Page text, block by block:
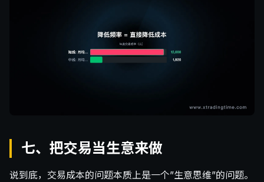
七、把交易当生意来做
说到底，交易成本的问题本质上是一个”生意思维”的问题。